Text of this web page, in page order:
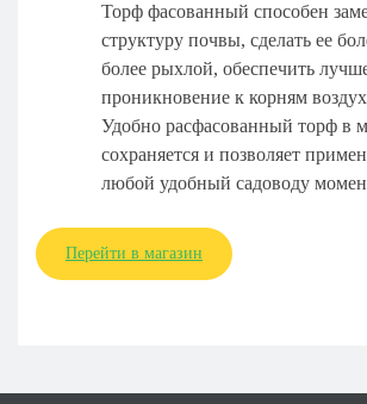
Торф фасованный способен
структуру почвы, сделать ее
более рыхлой, обеспечить
проникновение к корням
Удобно расфасованный торф в
сохраняется и позволяет
любой удобный садоводу
Перейти в магазин